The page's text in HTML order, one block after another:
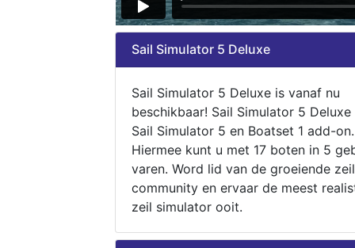
Sail Simulator 5 Deluxe
Sail Simulator 5 Deluxe is vanaf nu
beschikbaar! Sail Simulator 5
Sail Simulator 5 en Boatset 1 add-on.
Hiermee kunt u met 17 boten in 5
varen. Word lid van de groeiende zeil
community en ervaar de meest
zeil simulator ooit.